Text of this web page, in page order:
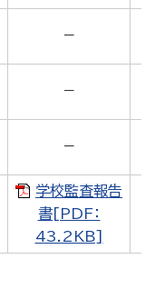
－
－
－
学校監査報告
書[PDF：
43.2KB]